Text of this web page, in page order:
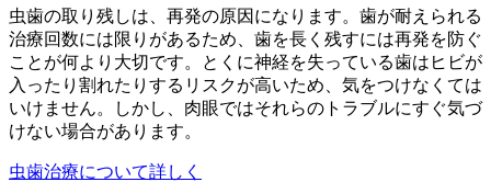
虫歯の取り残しは、再発の原因になります。歯が耐えられる
治療回数には限りがあるため、歯を長く残すには再発を防ぐ
ことが何より大切です。とくに神経を失っている歯はヒビが
入ったり割れたりするリスクが高いため、気をつけなくては
いけません。しかし、肉眼ではそれらのトラブルにすぐ気づ
けない場合があります。
虫歯治療について詳しく